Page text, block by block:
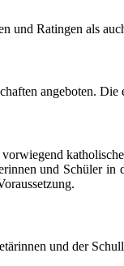
und Ratingen als
angeboten.
und Schüler
und der